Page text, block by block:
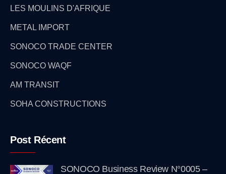
LES MOULINS D'AFRIQUE
METAL IMPORT
SONOCO TRADE CENTER
SONOCO WAQF
AM TRANSIT
SOHA CONSTRUCTIONS
Post Récent
SONOCO Business Review N°0005 –